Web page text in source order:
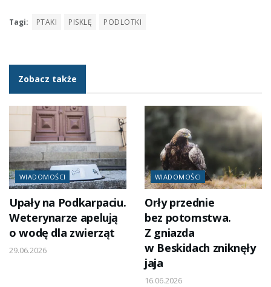
Tagi: PTAKI PISKLĘ PODLOTKI
Zobacz także
WIADOMOŚCI
Upały na Podkarpaciu.
Weterynarze apelują
o wodę dla zwierząt
29.06.2026
WIADOMOŚCI
Orły przednie
bez potomstwa.
Z gniazda
w Beskidach zniknęły
jaja
16.06.2026